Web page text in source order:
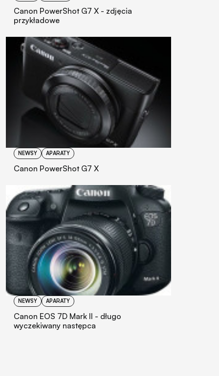
Canon PowerShot G7 X - zdjęcia
przykładowe
NEWSY APARATY
Canon PowerShot G7 X
NEWSY APARATY
Canon EOS 7D Mark II - długo
wyczekiwany następca